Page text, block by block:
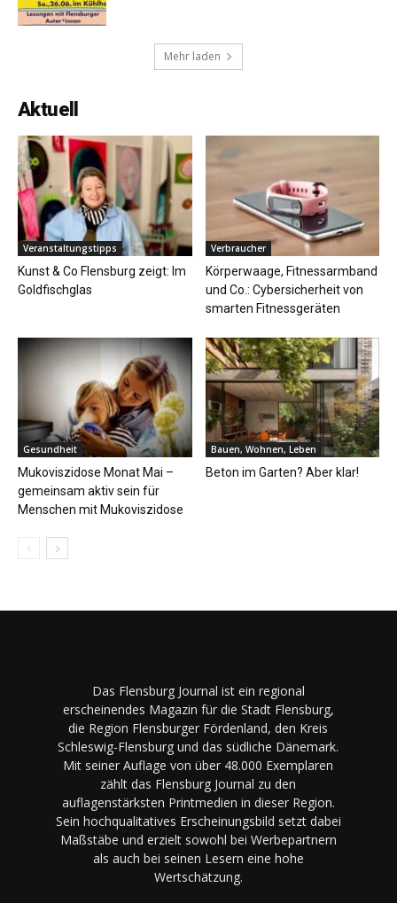
Mehr laden
Aktuell
Veranstaltungstipps
Kunst & Co Flensburg zeigt: Im
Goldfischglas
Verbraucher
Körperwaage, Fitnessarmband
und Co.: Cybersicherheit von
smarten Fitnessgeräten
Gesundheit
Mukoviszidose Monat Mai –
gemeinsam aktiv sein für
Menschen mit Mukoviszidose
Bauen, Wohnen, Leben
Beton im Garten? Aber klar!
Das Flensburg Journal ist ein regional
erscheinendes Magazin für die Stadt Flensburg,
die Region Flensburger Fördenland, den Kreis
Schleswig-Flensburg und das südliche Dänemark.
Mit seiner Auflage von über 48.000 Exemplaren
zählt das Flensburg Journal zu den
auflagenstärksten Printmedien in dieser Region.
Sein hochqualitatives Erscheinungsbild setzt dabei
Maßstäbe und erzielt sowohl bei Werbepartnern
als auch bei seinen Lesern eine hohe
Wertschätzung.